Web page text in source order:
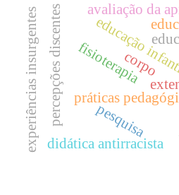
corpo
pesquisa
práticas
didática antirracista
experiências insurgentes educação
percepções discentes fisioterapia
avaliação da